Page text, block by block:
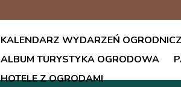
KALENDARZ WYDARZEŃ
ALBUM TURYSTYKA OGRODOWA
HOTELE Z OGRODAMI